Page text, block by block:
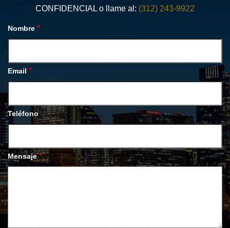
CONFIDENCIAL o llame al: (312) 243-9922
Nombre *
Email *
Teléfono
Mensaje *